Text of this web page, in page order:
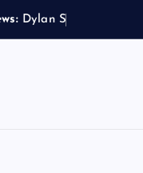
Dy la n S